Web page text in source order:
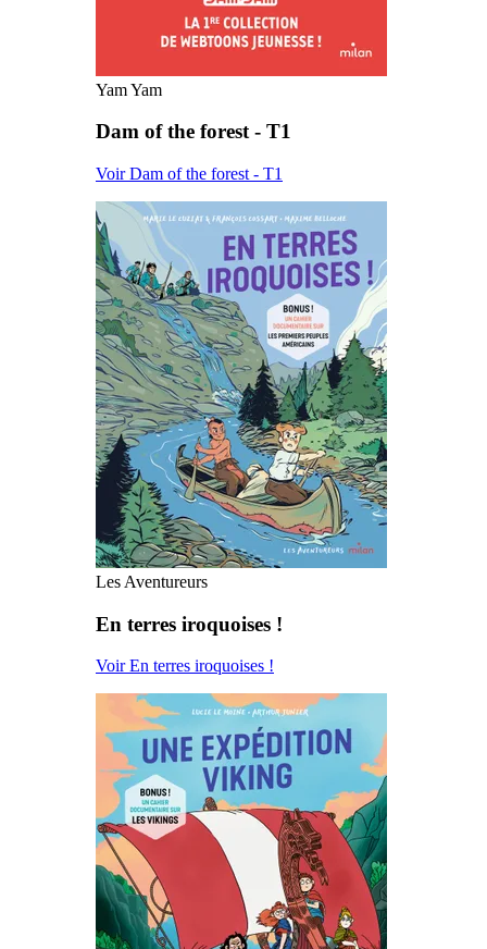
Yam Yam
Dam of the forest - T1
Voir Dam of the forest - T1
Les Aventureurs
En terres iroquoises !
Voir En terres iroquoises !